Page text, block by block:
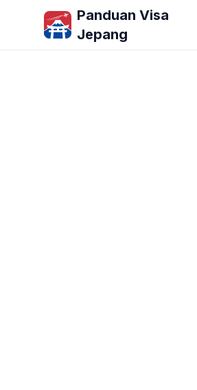
Panduan Visa
Jepang